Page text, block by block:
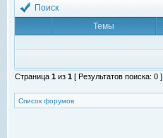
Поиск
Темы
Страница 1 из 1 [ Результатов поиска: 0 ]
Список форумов